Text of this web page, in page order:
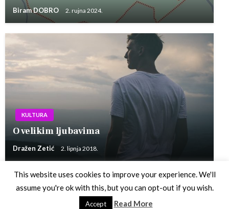
Biram DOBRO 2. rujna 2024.
KULTURA
O velikim ljubavima
Dražen Zetić 2. lipnja 2018.
Theme by Silk Themes
This website uses cookies to improve your experience. We'll
assume you're ok with this, but you can opt-out if you wish.
Accept Read More